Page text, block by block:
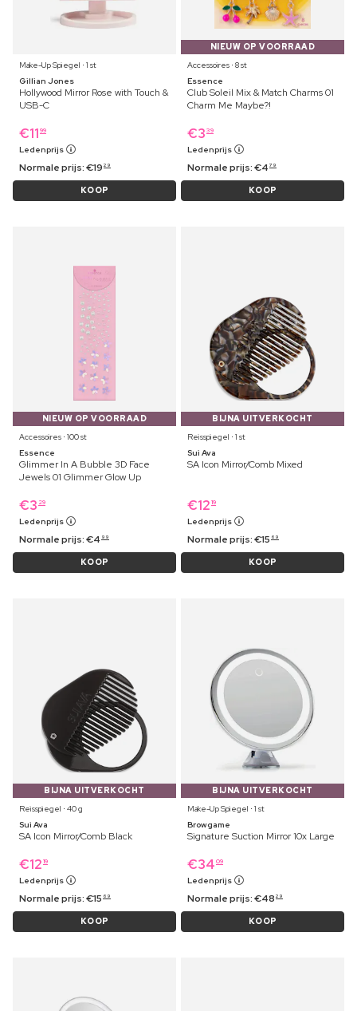
Make-Up Spiegel ⋅ 1 st
Gillian Jones
Hollywood Mirror Rose with Touch &
USB-C
€11 99
Ledenprijs
Normale prijs:€19 29
KOOP
NIEUW OP VOORRAAD
Accessoires ⋅ 8 st
Essence
Club Soleil Mix & Match Charms 01
Charm Me Maybe?!
€3 39
Ledenprijs
Normale prijs:€4 79
KOOP
NIEUW OP VOORRAAD
Accessoires ⋅ 100 st
Essence
Glimmer In A Bubble 3D Face
Jewels 01 Glimmer Glow Up
€3 29
Ledenprijs
Normale prijs:€4 99
KOOP
BIJNA UITVERKOCHT
Reisspiegel ⋅ 1 st
Sui Ava
SA Icon Mirror/Comb Mixed
€12 19
Ledenprijs
Normale prijs:€15 69
KOOP
BIJNA UITVERKOCHT
Reisspiegel ⋅ 40 g
Sui Ava
SA Icon Mirror/Comb Black
€12 19
Ledenprijs
Normale prijs:€15 69
KOOP
BIJNA UITVERKOCHT
Make-Up Spiegel ⋅ 1 st
Browgame
Signature Suction Mirror 10x Large
€34 09
Ledenprijs
Normale prijs:€48 29
KOOP